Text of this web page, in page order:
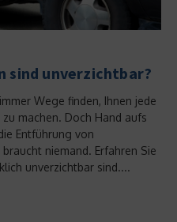
sind unverzichtbar?
Wege finden, Ihnen jede
machen. Doch Hand aufs
Entführung von
niemand. Erfahren Sie
unverzichtbar sind....